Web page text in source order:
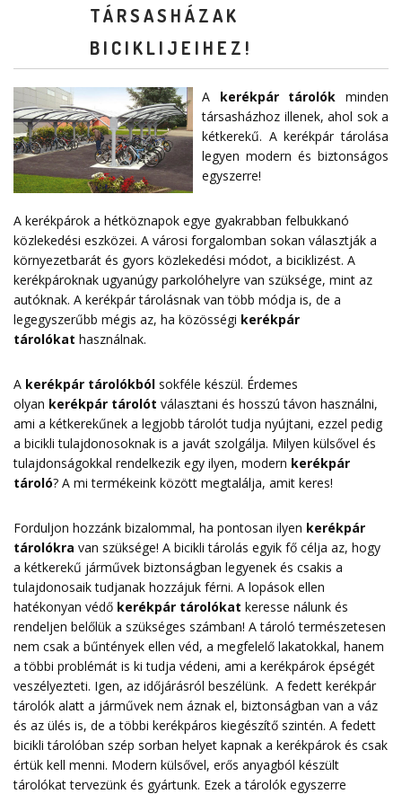
TÁRSASHÁZAK
BICIKLIJEIHEZ!
A kerékpár tárolók minden
társasházhoz illenek, ahol sok a
kétkerekű. A kerékpár tárolása
legyen modern és biztonságos
egyszerre!
A kerékpárok a hétköznapok egye gyakrabban felbukkanó
közlekedési eszközei. A városi forgalomban sokan választják a
környezetbarát és gyors közlekedési módot, a biciklizést. A
kerékpároknak ugyanúgy parkolóhelyre van szüksége, mint az
autóknak. A kerékpár tárolásnak van több módja is, de a
legegyszerűbb mégis az, ha közösségi kerékpár
tárolókat használnak.
A kerékpár tárolókból sokféle készül. Érdemes
olyan kerékpár tárolót választani és hosszú távon használni,
ami a kétkerekűnek a legjobb tárolót tudja nyújtani, ezzel pedig
a bicikli tulajdonosoknak is a javát szolgálja. Milyen külsővel és
tulajdonságokkal rendelkezik egy ilyen, modern kerékpár
tároló? A mi termékeink között megtalálja, amit keres!
Forduljon hozzánk bizalommal, ha pontosan ilyen kerékpár
tárolókra van szüksége! A bicikli tárolás egyik fő célja az, hogy
a kétkerekű járművek biztonságban legyenek és csakis a
tulajdonosaik tudjanak hozzájuk férni. A lopások ellen
hatékonyan védő kerékpár tárolókat keresse nálunk és
rendeljen belőlük a szükséges számban! A tároló természetesen
nem csak a bűntények ellen véd, a megfelelő lakatokkal, hanem
a többi problémát is ki tudja védeni, ami a kerékpárok épségét
veszélyezteti. Igen, az időjárásról beszélünk. A fedett kerékpár
tárolók alatt a járművek nem áznak el, biztonságban van a váz
és az ülés is, de a többi kerékpáros kiegészítő szintén. A fedett
bicikli tárolóban szép sorban helyet kapnak a kerékpárok és csak
értük kell menni. Modern külsővel, erős anyagból készült
tárolókat tervezünk és gyártunk. Ezek a tárolók egyszerre